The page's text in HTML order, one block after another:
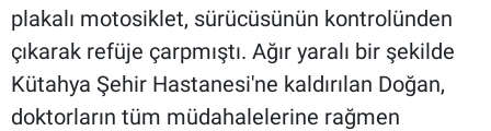
plakalı motosiklet, sürücüsünün kontrolünden
çıkarak refüje çarpmıştı. Ağır yaralı bir şekilde
Kütahya Şehir Hastanesi'ne kaldırılan Doğan,
doktorların tüm müdahalelerine rağmen